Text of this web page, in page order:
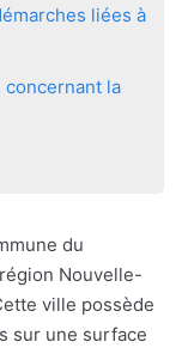
liées à
la
du
Nouvelle-
ville possède
sur une surface